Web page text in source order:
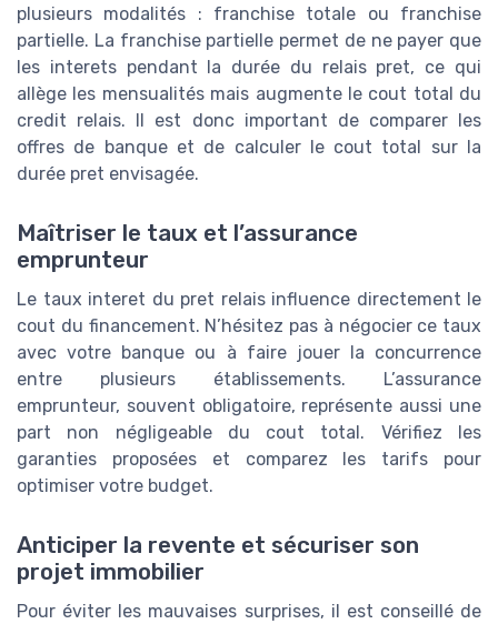
plusieurs modalités : franchise totale ou franchise
partielle. La franchise partielle permet de ne payer que
les interets pendant la durée du relais pret, ce qui
allège les mensualités mais augmente le cout total du
credit relais. Il est donc important de comparer les
offres de banque et de calculer le cout total sur la
durée pret envisagée.
Maîtriser le taux et l’assurance
emprunteur
Le taux interet du pret relais influence directement le
cout du financement. N’hésitez pas à négocier ce taux
avec votre banque ou à faire jouer la concurrence
entre plusieurs établissements. L’assurance
emprunteur, souvent obligatoire, représente aussi une
part non négligeable du cout total. Vérifiez les
garanties proposées et comparez les tarifs pour
optimiser votre budget.
Anticiper la revente et sécuriser son
projet immobilier
Pour éviter les mauvaises surprises, il est conseillé de